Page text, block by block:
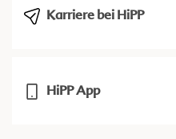
Karriere bei HiPP
HiPP App